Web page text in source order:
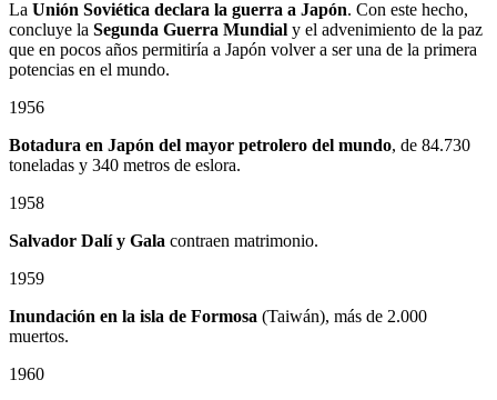
La Unión Soviética declara la guerra a Japón. Con este hecho,
concluye la Segunda Guerra Mundial y el advenimiento de la paz
que en pocos años permitiría a Japón volver a ser una de la primera
potencias en el mundo.
1956
Botadura en Japón del mayor petrolero del mundo, de 84.730
toneladas y 340 metros de eslora.
1958
Salvador Dalí y Gala contraen matrimonio.
1959
Inundación en la isla de Formosa (Taiwán), más de 2.000
muertos.
1960